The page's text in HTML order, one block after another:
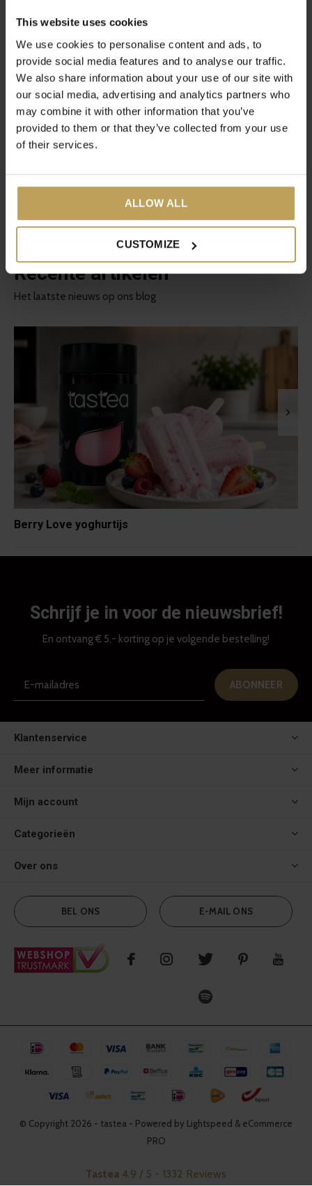
This website uses cookies
We use cookies to personalise content and ads, to
provide social media features and to analyse our traffic.
We also share information about your use of our site with
our social media, advertising and analytics partners who
may combine it with other information that you’ve
provided to them or that they’ve collected from your use
of their services.
ALLOW ALL
CUSTOMIZE
Verwarm het mengsel op laag vuur en blijf roeren tot het
vla-dikte krijgt (laat het niet koken, anders schift het ei!).
Laat deze ijsbasis door en door koud worden in de
koelkast.
Draai het mengsel in de ijsmachine tot een romig ijs.
Tweet
Recente artikelen
Het laatste nieuws op ons blog
Berry Love yoghurtijs
Schrijf je in voor de nieuwsbrief!
En ontvang € 5,- korting op je volgende bestelling!
ABONNEER
Klantenservice
Meer informatie
Mijn account
Categorieën
Over ons
BEL ONS E-MAIL ONS
© Copyright 2026 - tastea - Powered by Lightspeed & eCommerce
PRO
Tastea 4.9 / 5 - 1332 Reviews